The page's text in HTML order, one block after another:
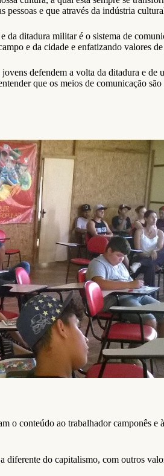
pessoas e que através da indústria
da ditadura militar é o sistema de
e da cidade e enfatizando valores
defendem a volta da ditadura e
que os meios de comunicação
o conteúdo ao trabalhador camponês
diferente do capitalismo, com outros